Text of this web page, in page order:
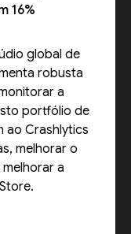
16%
global de
robusta
a
portfólio de
ao Crashlytics
melhorar o
a